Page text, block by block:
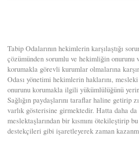
Tabip Odalarının hekimlerin karşılaştığı
çözümünden sorumlu ve hekimliğin onurunu
korumakla görevli kurumlar olmalarına
Odası yönetimi hekimlerin haklarını, mesleki
onurunu korumakla ilgili yükümlülüğünü
Sağlığın paydaşlarını taraflar haline getirip
varlık gösterisine girmektedir. Hatta daha
meslektaşlarından bir kısmını ötekileştirip
destekçileri gibi işaretleyerek zaman